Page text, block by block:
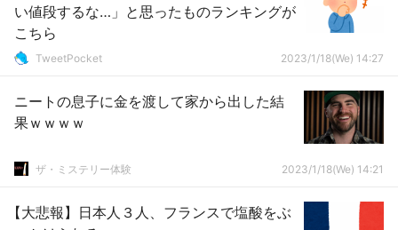
い値段するな…」と思ったものランキングが
こちら
TweetPocket 2023/1/18(We) 14:27
ニートの息子に金を渡して家から出した結
果ｗｗｗｗ
ザ・ミステリー体験 2023/1/18(We) 14:21
【大悲報】日本人３人、フランスで塩酸をぶ